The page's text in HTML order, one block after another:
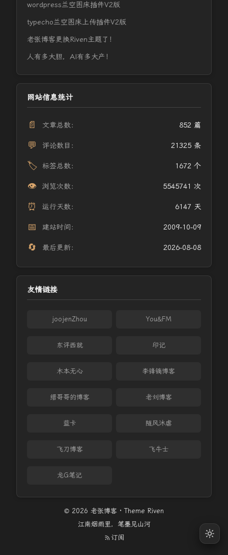
wordpress兰空图床插件V2版
typecho兰空图床上传插件V2版
老张博客更换Riven主题了！
人有多大胆，AI有多大产！
网站信息统计
📄 文章总数： 852 篇
💬 评论数目： 21325 条
🏷️ 标签总数： 1672 个
👁️ 浏览次数： 5545741 次
⏰ 运行天数： 6147 天
📅 建站时间： 2009-10-09
🔄 最后更新： 2026-08-08
友情链接
joojenZhou You&FM
东评西就 印记
木本无心 李锋镝博客
缙哥哥的博客 老刘博客
蓝卡 随风沐虐
飞刀博客 飞牛士
龙G笔记
© 2026 老张博客 · Theme Riven
江南烟雨里，笔墨见山河
订阅